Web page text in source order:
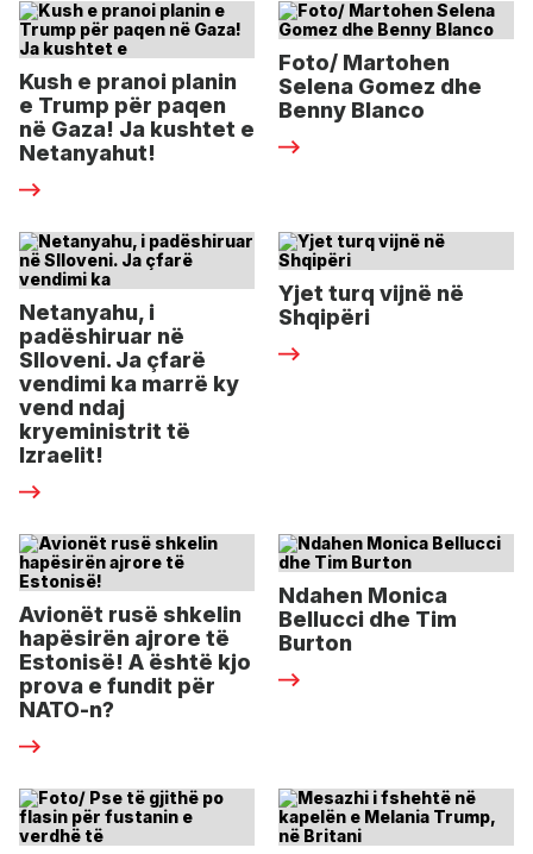
Kush e pranoi planin
e Trump për paqen
në Gaza! Ja kushtet e
Netanyahut!
Foto/ Martohen
Selena Gomez dhe
Benny Blanco
Netanyahu, i
padëshiruar në
Slloveni. Ja çfarë
vendimi ka marrë ky
vend ndaj
kryeministrit të
Izraelit!
Yjet turq vijnë në
Shqipëri
Avionët rusë shkelin
hapësirën ajrore të
Estonisë! A është kjo
prova e fundit për
NATO-n?
Ndahen Monica
Bellucci dhe Tim
Burton